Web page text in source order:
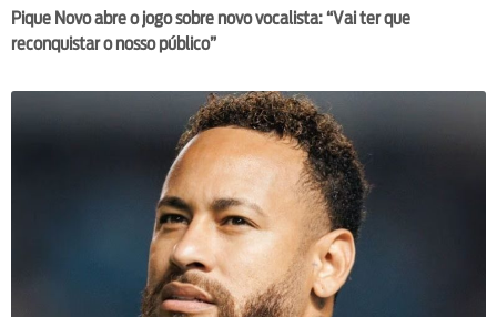
Pique Novo abre o jogo sobre novo vocalista: “Vai ter que
reconquistar o nosso público”